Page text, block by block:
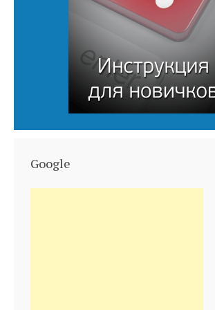
Google